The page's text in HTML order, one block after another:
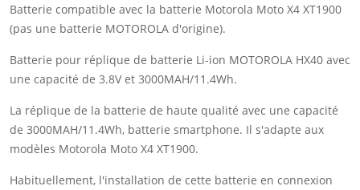
Batterie compatible avec la batterie Motorola Moto X4 XT1900
(pas une batterie MOTOROLA d'origine).
Batterie pour réplique de batterie Li-ion MOTOROLA HX40 avec
une capacité de 3.8V et 3000MAH/11.4Wh.
La réplique de la batterie de haute qualité avec une capacité
de 3000MAH/11.4Wh, batterie smartphone. Il s'adapte aux
modèles Motorola Moto X4 XT1900.
Habituellement, l'installation de cette batterie en connexion